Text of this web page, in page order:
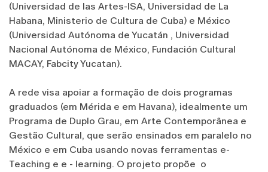
(Universidad de las Artes-ISA, Universidad de La
Habana, Ministerio de Cultura de Cuba) e México
(Universidad Autónoma de Yucatán , Universidad
Nacional Autónoma de México, Fundación Cultural
MACAY, Fabcity Yucatan).
A rede visa apoiar a formação de dois programas
graduados (em Mérida e em Havana), idealmente um
Programa de Duplo Grau, em Arte Contemporânea e
Gestão Cultural, que serão ensinados em paralelo no
México e em Cuba usando novas ferramentas e‐
Teaching e e ‐ learning. O projeto propõe o